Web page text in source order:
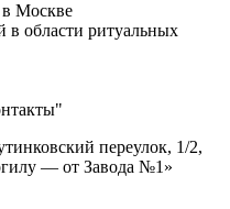
в Москве
области ритуальных
переулок, 1/2,
— от Завода №1»